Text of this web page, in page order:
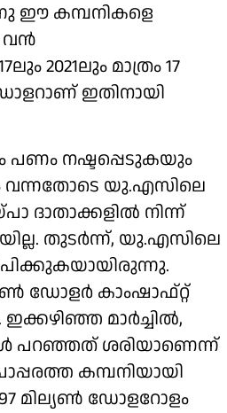
ഈ കമ്പനികളെ
വന്‍
മാത്രം 17
ഇതിനായി
പണം നഷ്ടപ്പെടുകയും
വന്നതോടെ യു.എസിലെ
ദാതാക്കളില്‍ നിന്ന്
തുടര്‍ന്ന്, യു.എസിലെ
ഡോളര്‍ കാംഷാഫ്റ്റ്
മാര്‍ച്ചില്‍,
പറഞ്ഞത് ശരിയാണെന്ന്
കമ്പനിയായി
മില്യണ്‍ ഡോളറോളം